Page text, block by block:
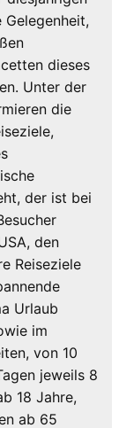
dieses
Unter der
die
der ist bei
den
Reiseziele
Urlaub
im
von 10
jeweils 8
18 Jahre,
ab 65